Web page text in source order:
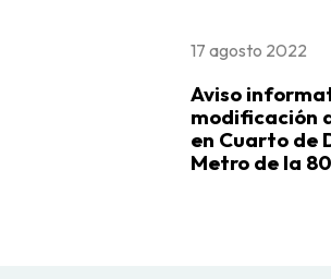
17 agosto 2022
Aviso
modificación
en Cuarto de
Metro de la 80